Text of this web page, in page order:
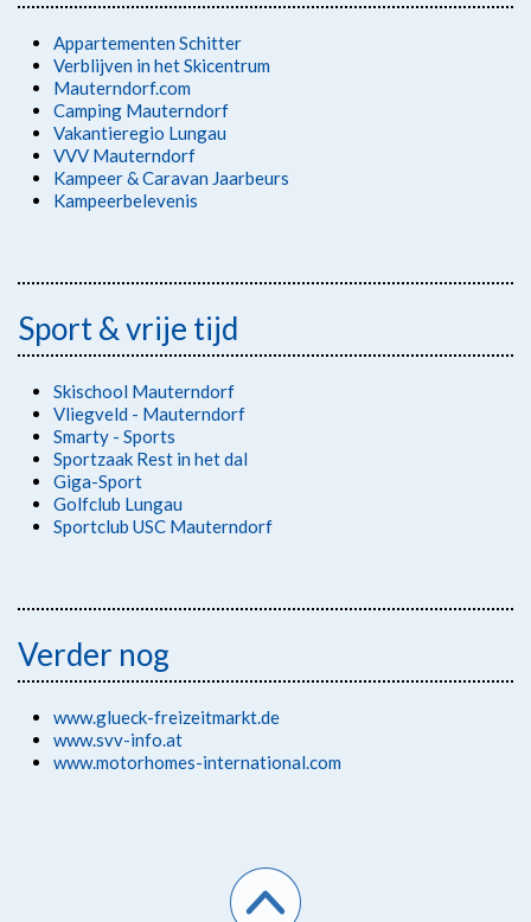
Appartementen Schitter
Verblijven in het Skicentrum
Mauterndorf.com
Camping Mauterndorf
Vakantieregio Lungau
VVV Mauterndorf
Kampeer & Caravan Jaarbeurs
Kampeerbelevenis
Sport & vrije tijd
Skischool Mauterndorf
Vliegveld - Mauterndorf
Smarty - Sports
Sportzaak Rest in het dal
Giga-Sport
Golfclub Lungau
Sportclub USC Mauterndorf
Verder nog
www.glueck-freizeitmarkt.de
www.svv-info.at
www.motorhomes-international.com